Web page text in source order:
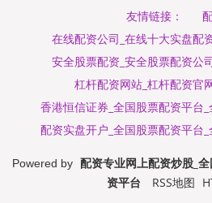
友情链接：
在线配资公司_在线十大实盘配
安全股票配资_安全股票配资公
杠杆配资网站_杠杆配资官
香港恒信证券_全国股票配资平台
配资实盘开户_全国股票配资平台
Powered by 配资专业网上配资炒股_
资平台
RSS地图